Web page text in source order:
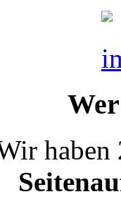
haben